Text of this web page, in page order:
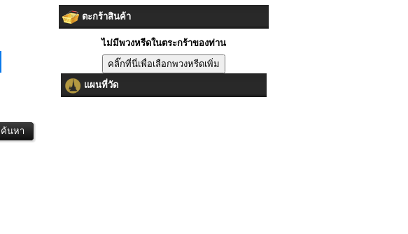
ตะกร้าสินค้า
ไม่มีพวงหรีดในตระกร้าของท่าน
แผนที่วัด